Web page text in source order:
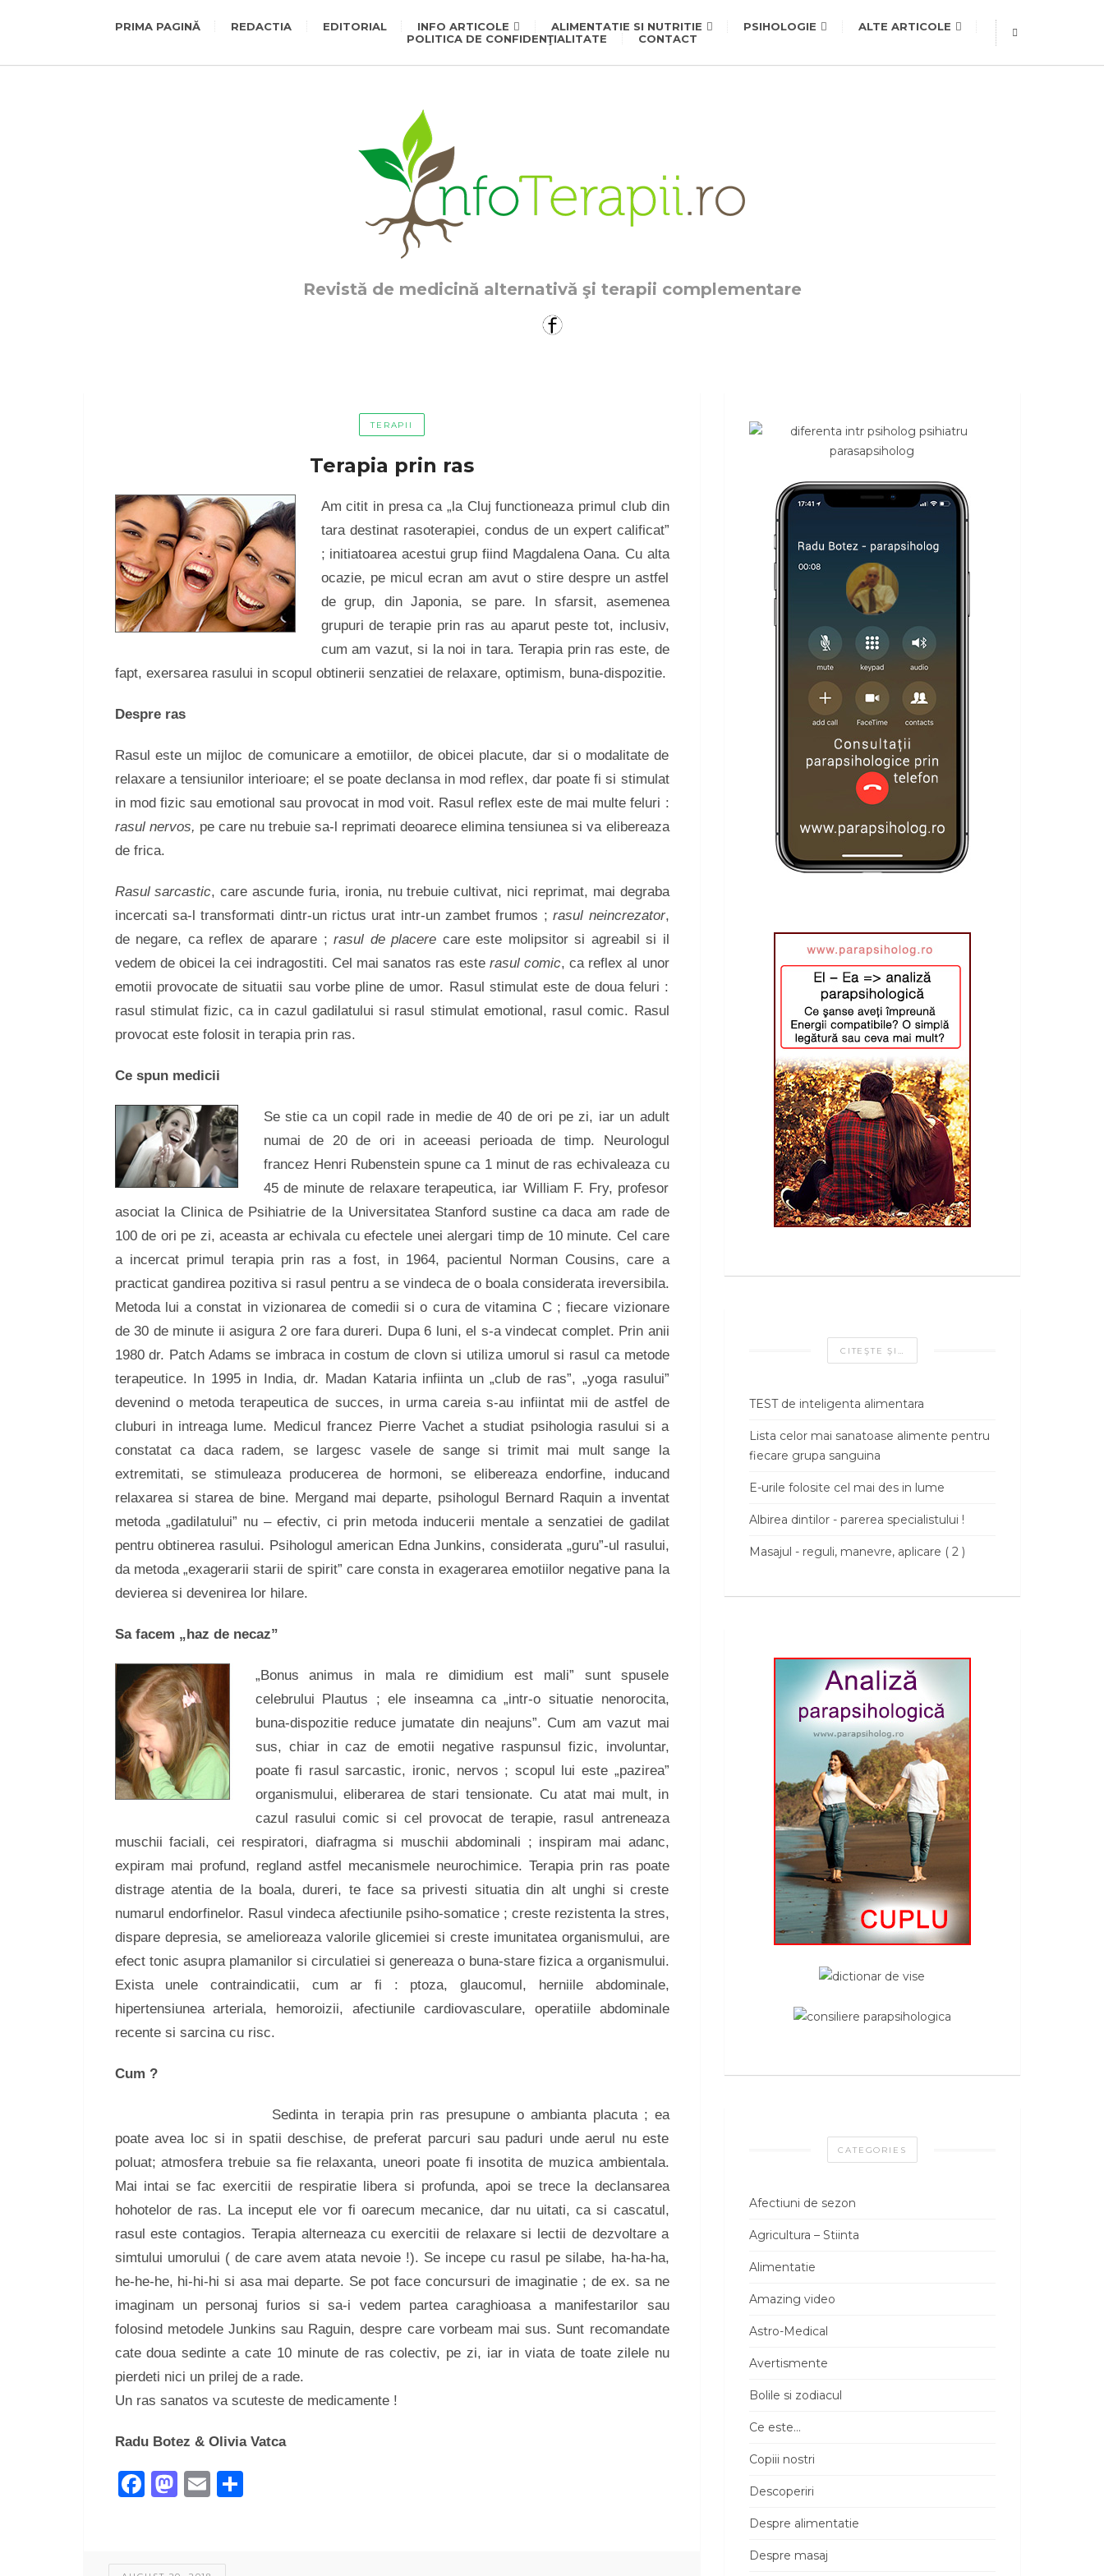
PRIMA PAGINĂ REDACTIA EDITORIAL INFO ARTICOLE ALIMENTATIE SI NUTRITIE PSIHOLOGIE
ALTE ARTICOLE
POLITICA DE CONFIDENŢIALITATE
CONTACT
Revistă de medicină alternativă şi terapii complementare
TERAPII
Terapia prin ras
Am citit in presa ca „la Cluj functioneaza primul club din
tara destinat rasoterapiei, condus de un expert calificat”
; initiatoarea acestui grup fiind Magdalena Oana. Cu alta
ocazie, pe micul ecran am avut o stire despre un astfel
de grup, din Japonia, se pare. In sfarsit, asemenea
grupuri de terapie prin ras au aparut peste tot, inclusiv,
cum am vazut, si la noi in tara. Terapia prin ras este, de
fapt, exersarea rasului in scopul obtinerii senzatiei de relaxare, optimism, buna-dispozitie.
Despre ras
Rasul este un mijloc de comunicare a emotiilor, de obicei placute, dar si o modalitate de
relaxare a tensiunilor interioare; el se poate declansa in mod reflex, dar poate fi si stimulat
in mod fizic sau emotional sau provocat in mod voit. Rasul reflex este de mai multe feluri :
rasul nervos, pe care nu trebuie sa-l reprimati deoarece elimina tensiunea si va elibereaza
de frica.
Rasul sarcastic, care ascunde furia, ironia, nu trebuie cultivat, nici reprimat, mai degraba
incercati sa-l transformati dintr-un rictus urat intr-un zambet frumos ;rasul neincrezator,
de negare, ca reflex de aparare ; rasul de placere care este molipsitor si agreabil si il
vedem de obicei la cei indragostiti. Cel mai sanatos ras esterasul comic, ca reflex al unor
emotii provocate de situatii sau vorbe pline de umor. Rasul stimulat este de doua feluri :
rasul stimulat fizic, ca in cazul gadilatului si rasul stimulat emotional, rasul comic. Rasul
provocat este folosit in terapia prin ras.
Ce spun medicii
Se stie ca un copil rade in medie de 40 de ori pe zi, iar un adult
numai de 20 de ori in aceeasi perioada de timp. Neurologul
francez Henri Rubenstein spune ca 1 minut de ras echivaleaza cu
45 de minute de relaxare terapeutica, iar William F. Fry, profesor
asociat la Clinica de Psihiatrie de la Universitatea Stanford sustine ca daca am rade de
100 de ori pe zi, aceasta ar echivala cu efectele unei alergari timp de 10 minute. Cel care
a incercat primul terapia prin ras a fost, in 1964, pacientul Norman Cousins, care a
practicat gandirea pozitiva si rasul pentru a se vindeca de o boala considerata ireversibila.
Metoda lui a constat in vizionarea de comedii si o cura de vitamina C ; fiecare vizionare
de 30 de minute ii asigura 2 ore fara dureri. Dupa 6 luni, el s-a vindecat complet. Prin anii
1980 dr. Patch Adams se imbraca in costum de clovn si utiliza umorul si rasul ca metode
terapeutice. In 1995 in India, dr. Madan Kataria infiinta un „club de ras”, „yoga rasului”
devenind o metoda terapeutica de succes, in urma careia s-au infiintat mii de astfel de
cluburi in intreaga lume. Medicul francez Pierre Vachet a studiat psihologia rasului si a
constatat ca daca radem, se largesc vasele de sange si trimit mai mult sange la
extremitati, se stimuleaza producerea de hormoni, se elibereaza endorfine, inducand
relaxarea si starea de bine. Mergand mai departe, psihologul Bernard Raquin a inventat
metoda „gadilatului” nu – efectiv, ci prin metoda inducerii mentale a senzatiei de gadilat
pentru obtinerea rasului. Psihologul american Edna Junkins, considerata „guru”-ul rasului,
da metoda „exagerarii starii de spirit” care consta in exagerarea emotiilor negative pana la
devierea si devenirea lor hilare.
Sa facem „haz de necaz”
„Bonus animus in mala re dimidium est mali” sunt spusele
celebrului Plautus ; ele inseamna ca „intr-o situatie nenorocita,
buna-dispozitie reduce jumatate din neajuns”. Cum am vazut mai
sus, chiar in caz de emotii negative raspunsul fizic, involuntar,
poate fi rasul sarcastic, ironic, nervos ; scopul lui este „pazirea”
organismului, eliberarea de stari tensionate. Cu atat mai mult, in
cazul rasului comic si cel provocat de terapie, rasul antreneaza
muschii faciali, cei respiratori, diafragma si muschii abdominali ; inspiram mai adanc,
expiram mai profund, regland astfel mecanismele neurochimice. Terapia prin ras poate
distrage atentia de la boala, dureri, te face sa privesti situatia din alt unghi si creste
numarul endorfinelor. Rasul vindeca afectiunile psiho-somatice ; creste rezistenta la stres,
dispare depresia, se amelioreaza valorile glicemiei si creste imunitatea organismului, are
efect tonic asupra plamanilor si circulatiei si genereaza o buna-stare fizica a organismului.
Exista unele contraindicatii, cum ar fi : ptoza, glaucomul, herniile abdominale,
hipertensiunea arteriala, hemoroizii, afectiunile cardiovasculare, operatiile abdominale
recente si sarcina cu risc.
Cum ?
Sedinta in terapia prin ras presupune o ambianta placuta ; ea
poate avea loc si in spatii deschise, de preferat parcuri sau paduri unde aerul nu este
poluat; atmosfera trebuie sa fie relaxanta, uneori poate fi insotita de muzica ambientala.
Mai intai se fac exercitii de respiratie libera si profunda, apoi se trece la declansarea
hohotelor de ras. La inceput ele vor fi oarecum mecanice, dar nu uitati, ca si cascatul,
rasul este contagios. Terapia alterneaza cu exercitii de relaxare si lectii de dezvoltare a
simtului umorului ( de care avem atata nevoie !). Se incepe cu rasul pe silabe, ha-ha-ha,
he-he-he, hi-hi-hi si asa mai departe. Se pot face concursuri de imaginatie ; de ex. sa ne
imaginam un personaj furios si sa-i vedem partea caraghioasa a manifestarilor sau
folosind metodele Junkins sau Raguin, despre care vorbeam mai sus. Sunt recomandate
cate doua sedinte a cate 10 minute de ras colectiv, pe zi, iar in viata de toate zilele nu
pierdeti nici un prilej de a rade.
Un ras sanatos va scuteste de medicamente !
Radu Botez & Olivia Vatca
Facebook
Mastodon
Email
CITEŞTE ŞI…
TEST de inteligenta alimentara
Lista celor mai sanatoase alimente pentru
fiecare grupa sanguina
E-urile folosite cel mai des in lume
Albirea dintilor - parerea specialistului !
Masajul - reguli, manevre, aplicare ( 2 )
CATEGORIES
Afectiuni de sezon
Agricultura – Stiinta
Alimentatie
Amazing video
Astro-Medical
Avertismente
Bolile si zodiacul
Ce este…
Copiii nostri
Descoperiri
Despre alimentatie
Despre masaj